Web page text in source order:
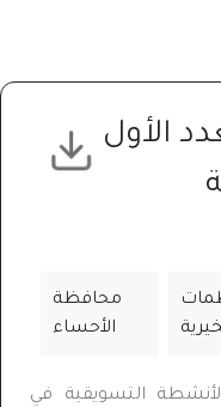
الأول
محافظة
الأحساء
التسويقية في